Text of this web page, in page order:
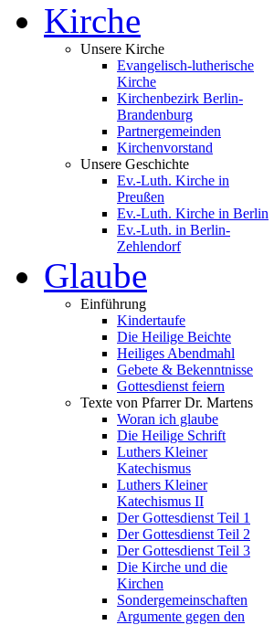
Kirche
Unsere Kirche
Evangelisch-lutherische
Kirche
Kirchenbezirk Berlin-
Brandenburg
Partnergemeinden
Kirchenvorstand
Unsere Geschichte
Ev.-Luth. Kirche in
Preußen
Ev.-Luth. Kirche in Berlin
Ev.-Luth. in Berlin-
Zehlendorf
Glaube
Einführung
Kindertaufe
Die Heilige Beichte
Heiliges Abendmahl
Gebete & Bekenntnisse
Gottesdienst feiern
Texte von Pfarrer Dr. Martens
Woran ich glaube
Die Heilige Schrift
Luthers Kleiner
Katechismus
Luthers Kleiner
Katechismus II
Der Gottesdienst Teil 1
Der Gottesdienst Teil 2
Der Gottesdienst Teil 3
Die Kirche und die
Kirchen
Sondergemeinschaften
Argumente gegen den